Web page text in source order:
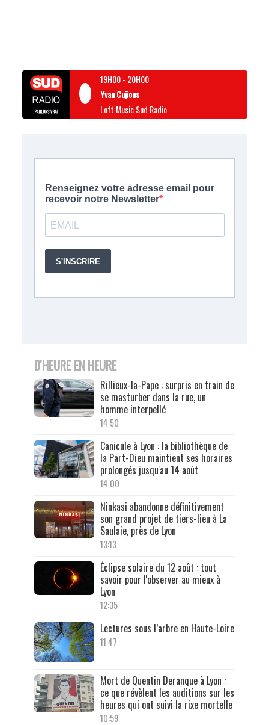
19H00- 20H00
Yvan Cujious
Loft Music Sud Radio
D'HEURE EN HEURE
Rillieux-la-Pape : surpris en train de
se masturber dans la rue, un
homme interpellé
14:50
Canicule à Lyon : la bibliothèque de
la Part-Dieu maintient ses horaires
prolongés jusqu'au 14 août
14:00
Ninkasi abandonne définitivement
son grand projet de tiers-lieu à La
Saulaie, près de Lyon
13:13
Éclipse solaire du 12 août : tout
savoir pour l'observer au mieux à
Lyon
12:35
Lectures sous l’arbre en Haute-Loire
11:47
Mort de Quentin Deranque à Lyon :
ce que révèlent les auditions sur les
heures qui ont suivi la rixe mortelle
10:59